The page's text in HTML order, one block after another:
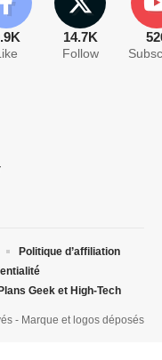
14.7K
Follow
- Marque et logos déposés
Politique d’affiliation
Geek et High-Tech